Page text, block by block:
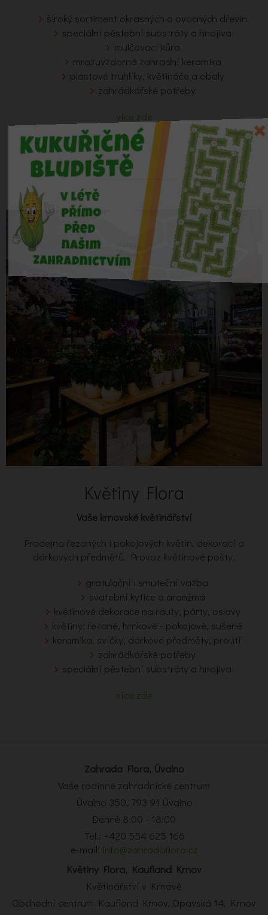
široký sortiment okrasných a ovocných dřevin
speciální pěstební substráty a hnojiva
mulčovací kůra
mrazuvzdorná zahradní keramika
plastové truhlíky, květináče a obaly
zahrádkářské potřeby
více zde
Květiny Flora
Vaše krnovské květinářství
Prodejna řezaných i pokojových květin, dekorací a
dárkových předmětů. Provoz květinové pošty.
gratulační i smuteční vazba
svatební kytice a aranžmá
květinové dekorace na rauty, párty, oslavy
květiny: řezané, hrnkové - pokojové, sušené
keramika, svíčky, dárkové předměty, proutí
zahrádkářské potřeby
speciální pěstební substráty a hnojiva
více zde
Zahrada Flora, Úvalno
Vaše rodinné zahradnické centrum
Úvalno 350, 793 91 Úvalno
Denně 8:00 - 18:00
Tel.: +420 554 625 166
e-mail: info@zahradaflora.cz
Květiny Flora, Kaufland Krnov
Květinářství v Krnově
Obchodní centrum Kaufland Krnov, Opavská 14, Krnov